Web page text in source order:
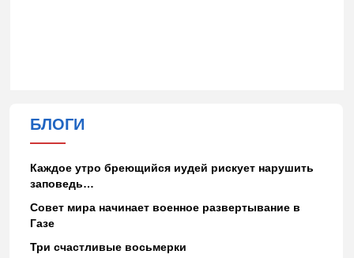
БЛОГИ
Каждое утро бреющийся иудей рискует нарушить
заповедь…
Совет мира начинает военное развертывание в
Газе
Три счастливые восьмерки